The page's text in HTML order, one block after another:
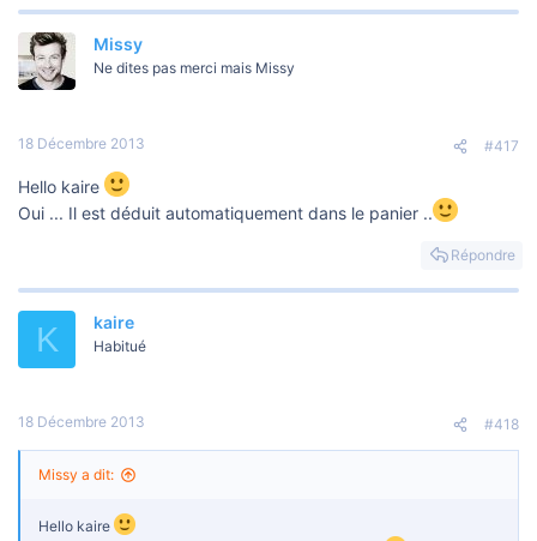
Missy
Ne dites pas merci mais Missy
18 Décembre 2013 #417
Hello kaire
Oui ... Il est déduit automatiquement dans le panier ..
Répondre
K kaire
Habitué
18 Décembre 2013 #418
Missy a dit:
Hello kaire